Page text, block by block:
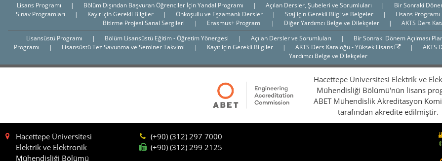
Lisans Programı
| Bölüm Dışından Başvuran Öğrenciler İçin Yandal Programı | Açılan Dersler, Şubeleri ve Sorumluları | Bir Sonraki
Sınav Programları
| Kayıt için Gerekli Bilgiler | Önkoşullu ve Eşzamanlı Dersler | Staj için Gerekli Bilgi ve Belgeler | Lisans
Bitirme Projesi Sanal Sergileri
| Erasmus+ Programı | Diğer Yardımcı Belge ve Dilekçeler | AKTS Ders
Lisansüstü Programı
| Bölüm Lisansüstü Eğitim - Öğretim Yönergesi | Açılan Dersler ve Sorumluları | Bir Sonraki Dönem Açılması
Programı
| Lisansüstü Tez Savunma ve Seminer Takvimi | Kayıt için Gerekli Bilgiler | AKTS Ders Kataloğu - Yüksek Lisans | AKTS
Yardımcı Belge ve Dilekçeler
Hacettepe Üniversitesi Elektrik ve
Mühendisliği Bölümü'nün lisans
ABET Mühendislik Akreditasyon
tarafından akredite edilmiştir.
Hacettepe Üniversitesi
Elektrik ve Elektronik
Mühendisliği Bölümü
(+90) (312) 297 7000
(+90) (312) 299 2125